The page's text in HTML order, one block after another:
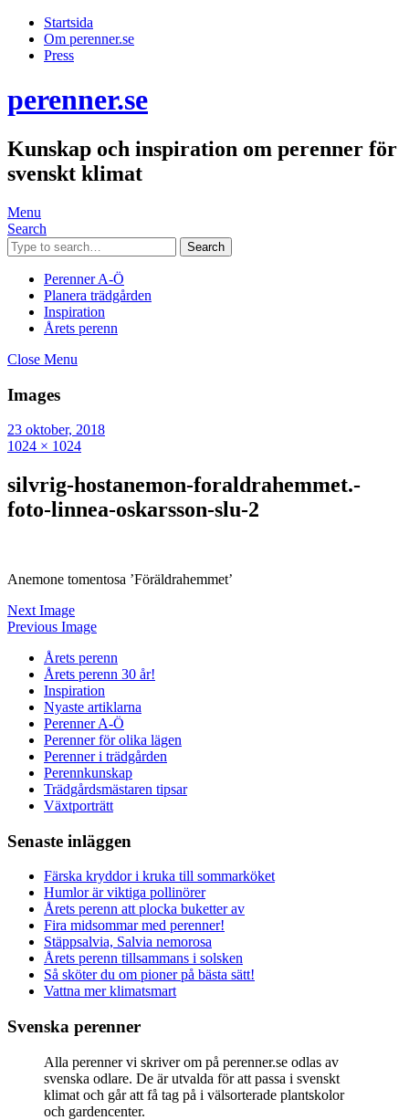
Startsida
Om perenner.se
Press
perenner.se
Kunskap och inspiration om perenner för
svenskt klimat
Menu
Search
Search
Perenner A-Ö
Planera trädgården
Inspiration
Årets perenn
Close Menu
Images
23 oktober, 2018
1024 × 1024
silvrig-hostanemon-foraldrahemmet.-
foto-linnea-oskarsson-slu-2
Anemone tomentosa ’Föräldrahemmet’
Next Image
Previous Image
Årets perenn
Årets perenn 30 år!
Inspiration
Nyaste artiklarna
Perenner A-Ö
Perenner för olika lägen
Perenner i trädgården
Perennkunskap
Trädgårdsmästaren tipsar
Växtporträtt
Senaste inläggen
Färska kryddor i kruka till sommarköket
Humlor är viktiga pollinörer
Årets perenn att plocka buketter av
Fira midsommar med perenner!
Stäppsalvia, Salvia nemorosa
Årets perenn tillsammans i solsken
Så sköter du om pioner på bästa sätt!
Vattna mer klimatsmart
Svenska perenner
Alla perenner vi skriver om på perenner.se odlas av
svenska odlare. De är utvalda för att passa i svenskt
klimat och går att få tag på i välsorterade plantskolor
och gardencenter.